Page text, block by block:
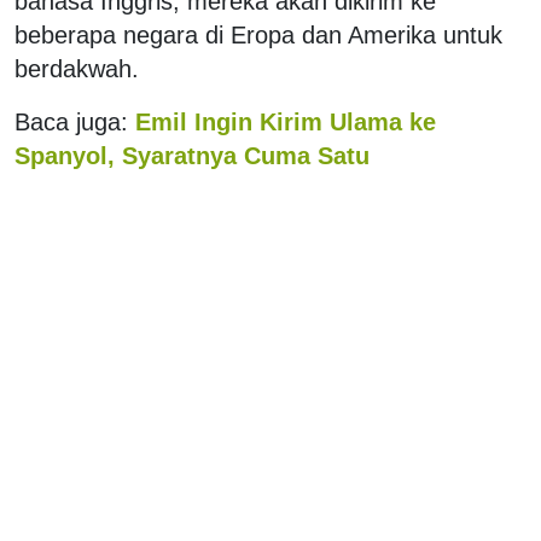
beberapa negara di Eropa dan Amerika untuk
berdakwah.
Baca juga: Emil Ingin Kirim Ulama ke
Spanyol , Syaratnya Cuma Satu